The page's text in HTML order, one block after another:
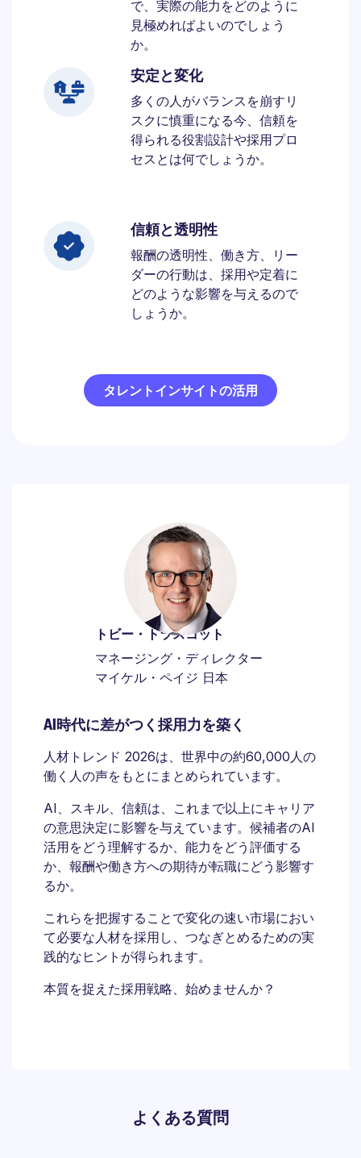
で、実際の能力をどのように
見極めればよいのでしょう
か。
安定と変化
多くの人がバランスを崩すリ
スクに慎重になる今、信頼を
得られる役割設計や採用プロ
セスとは何でしょうか。
信頼と透明性
報酬の透明性、働き方、リー
ダーの行動は、採用や定着に
どのような影響を与えるので
しょうか。
タレントインサイトの活用
トビー・トラスコット
マネージング・ディレクター
マイケル・ペイジ 日本
AI時代に差がつく採用力を築く
人材トレンド 2026は、世界中の約60,000人の
働く人の声をもとにまとめられています。
AI、スキル、信頼は、これまで以上にキャリア
の意思決定に影響を与えています。候補者のAI
活用をどう理解するか、能力をどう評価する
か、報酬や働き方への期待が転職にどう影響す
るか。
これらを把握することで変化の速い市場におい
て必要な人材を採用し、つなぎとめるための実
践的なヒントが得られます。
本質を捉えた採用戦略、始めませんか？
よくある質問